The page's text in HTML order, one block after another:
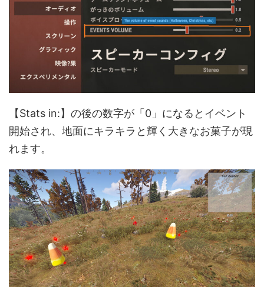
【Stats in:】の後の数字が「0」になるとイベント
開始され、地面にキラキラと輝く大きなお菓子が現
れます。